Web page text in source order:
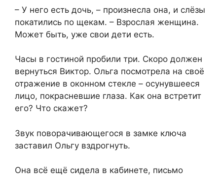
– У него есть дочь, – произнесла она, и слёзы
покатились по щекам. – Взрослая женщина.
Может быть, уже свои дети есть.
Часы в гостиной пробили три. Скоро должен
вернуться Виктор. Ольга посмотрела на своё
отражение в оконном стекле – осунувшееся
лицо, покрасневшие глаза. Как она встретит
его? Что скажет?
Звук поворачивающегося в замке ключа
заставил Ольгу вздрогнуть.
Она всё ещё сидела в кабинете, письмо